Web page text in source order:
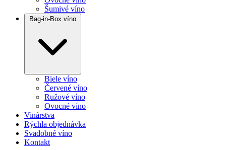
Šumivé víno
Bag-in-Box víno
Biele víno
Červené víno
Ružové víno
Ovocné víno
Vinárstva
Rýchla objednávka
Svadobné víno
Kontakt